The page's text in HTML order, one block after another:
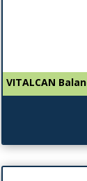
VITALCAN